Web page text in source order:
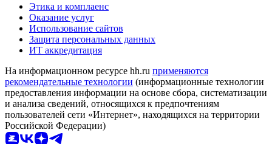
Этика и комплаенс
Оказание услуг
Использование сайтов
Защита персональных данных
ИТ аккредитация
На информационном ресурсе hh.ru применяются
рекомендательные технологии (информационные технологии
предоставления информации на основе сбора, систематизации
и анализа сведений, относящихся к предпочтениям
пользователей сети «Интернет», находящихся на территории
Российской Федерации)